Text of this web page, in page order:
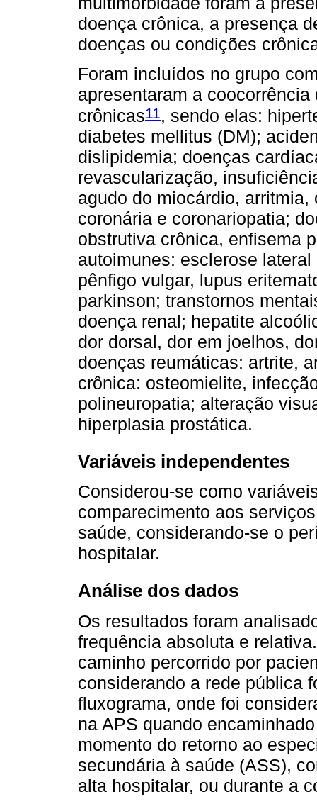
doença crônica, a presença
doenças ou condições
Foram incluídos no grupo
apresentaram a
crônicas11, sendo elas:
diabetes mellitus (DM);
dislipidemia; doenças
revascularização,
agudo do miocárdio,
coronária e coronariopatia;
obstrutiva crônica, enfisema
autoimunes: esclerose
pênfigo vulgar, lupus
parkinson; transtornos
doença renal; hepatite
dor dorsal, dor em joelhos,
doenças reumáticas: artrite,
crônica: osteomielite,
polineuropatia; alteração
hiperplasia prostática.
Variáveis independentes
Considerou-se como
comparecimento aos
saúde, considerando-se o
hospitalar.
Análise dos dados
Os resultados foram
frequência absoluta e
caminho percorrido por
considerando a rede pública
fluxograma, onde foi
na APS quando
momento do retorno ao
secundária à saúde (ASS),
alta hospitalar, ou durante a